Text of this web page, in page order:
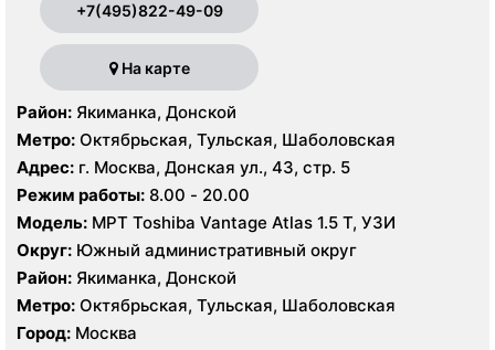
+7(495)822-49-09
На карте
Район: Якиманка, Донской
Метро: Октябрьская, Тульская, Шаболовская
Адрес: г. Москва, Донская ул., 43, стр. 5
Режим работы: 8.00 - 20.00
Модель: МРТ Toshiba Vantage Atlas 1.5 Т, УЗИ
Округ: Южный административный округ
Район: Якиманка, Донской
Метро: Октябрьская, Тульская, Шаболовская
Город: Москва